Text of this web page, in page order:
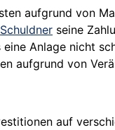
aufgrund von
Schuldner seine
eine Anlage nicht
aufgrund von
auf